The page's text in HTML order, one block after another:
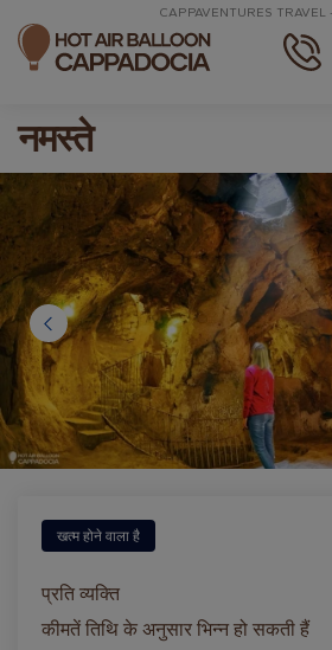
CAPPAVENTURES TRAVEL
नमस्ते
खत्म होने वाला है
प्रति व्यक्ति
कीमतें तिथि के अनुसार भिन्न हो सकती हैं